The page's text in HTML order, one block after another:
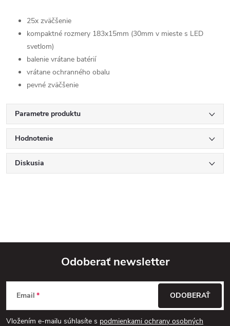
25x zväčšenie
kompaktné rozmery 183x15mm (30mm v mieste s LED
svetlom)
balenie vrátane batérií
vrátane ochranného obalu
pevné zväčšenie
Parametre produktu
Hodnotenie
Diskusia
Z
á
Odoberať newsletter
Email
Vložením e-mailu súhlasíte s podmienkami ochrany osobných
ODOBERAŤ